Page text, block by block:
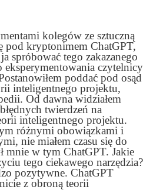
kolegów ze sztuczną
pod kryptonimem ChatGPT,
spróbować tego zakazanego
czytelnicy
poddać pod osąd
inteligentnego projektu,
Od dawna widziałem
twierdzeń na
inteligentnego projektu.
różnymi obowiązkami i
nie miałem czasu się do
mnie w tym ChatGPT. Jakie
tego ciekawego narzędzia?
pozytywne. ChatGPT
z obroną teorii